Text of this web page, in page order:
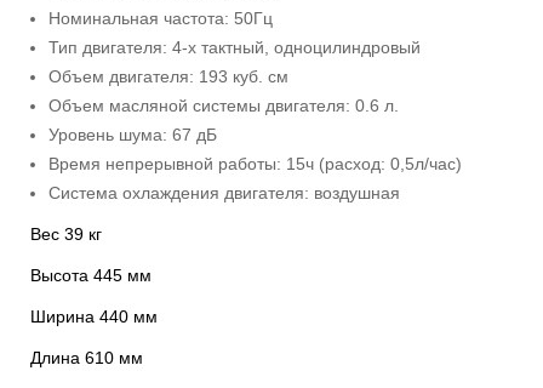
Номинальная частота: 50Гц
Тип двигателя: 4-х тактный, одноцилиндровый
Объем двигателя: 193 куб. см
Объем масляной системы двигателя: 0.6 л.
Уровень шума: 67 дБ
Время непрерывной работы: 15ч (расход: 0,5л/час)
Система охлаждения двигателя: воздушная
Вес 39 кг
Высота 445 мм
Ширина 440 мм
Длина 610 мм